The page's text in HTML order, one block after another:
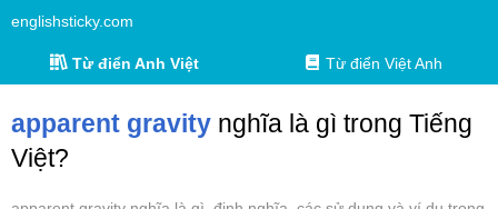
englishsticky.com
Từ điển Anh Việt Từ điển Việt Anh
apparent gravity nghĩa là gì trong Tiếng
Việt?